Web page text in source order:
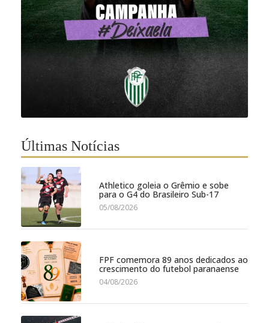
Últimas Notícias
Athletico goleia o Grêmio e sobe
para o G4 do Brasileiro Sub-17
05/08/2026
FPF comemora 89 anos dedicados ao
crescimento do futebol paranaense
04/08/2026